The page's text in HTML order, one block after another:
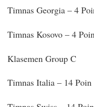
Timnas Georgia – 4
Timnas Kosovo – 4
Klasemen Group C
Timnas Italia – 14 Poin